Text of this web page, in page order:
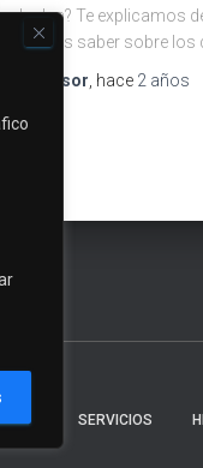
calculan? Te explicamos
necesitas saber sobre
Asesor , hace 2 años
SERVICIOS